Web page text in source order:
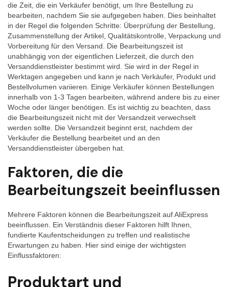
die Zeit, die ein Verkäufer benötigt, um Ihre Bestellung zu
bearbeiten, nachdem Sie sie aufgegeben haben. Dies beinhaltet
in der Regel die folgenden Schritte: Überprüfung der Bestellung,
Zusammenstellung der Artikel, Qualitätskontrolle, Verpackung und
Vorbereitung für den Versand. Die Bearbeitungszeit ist
unabhängig von der eigentlichen Lieferzeit, die durch den
Versanddienstleister bestimmt wird. Sie wird in der Regel in
Werktagen angegeben und kann je nach Verkäufer, Produkt und
Bestellvolumen variieren. Einige Verkäufer können Bestellungen
innerhalb von 1-3 Tagen bearbeiten, während andere bis zu einer
Woche oder länger benötigen. Es ist wichtig zu beachten, dass
die Bearbeitungszeit nicht mit der Versandzeit verwechselt
werden sollte. Die Versandzeit beginnt erst, nachdem der
Verkäufer die Bestellung bearbeitet und an den
Versanddienstleister übergeben hat.
Faktoren, die die
Bearbeitungszeit beeinflussen
Mehrere Faktoren können die Bearbeitungszeit auf AliExpress
beeinflussen. Ein Verständnis dieser Faktoren hilft Ihnen,
fundierte Kaufentscheidungen zu treffen und realistische
Erwartungen zu haben. Hier sind einige der wichtigsten
Einflussfaktoren:
Produktart und